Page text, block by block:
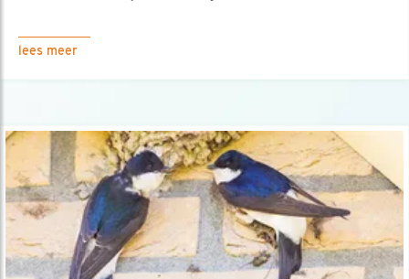
lees meer